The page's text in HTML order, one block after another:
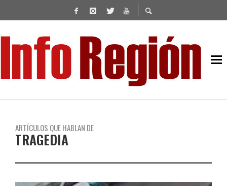
ARTÍCULOS QUE HABLAN DE
TRAGEDIA